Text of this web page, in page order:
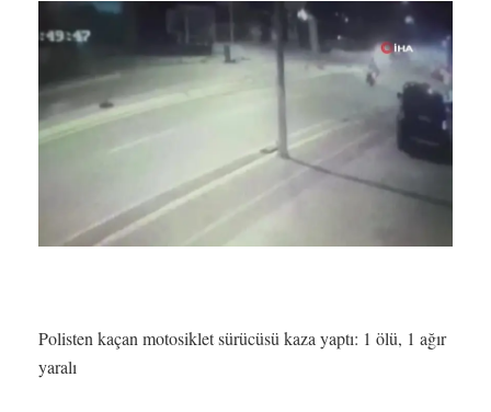
Polisten kaçan motosiklet sürücüsü kaza yaptı: 1 ölü, 1 ağır
yaralı